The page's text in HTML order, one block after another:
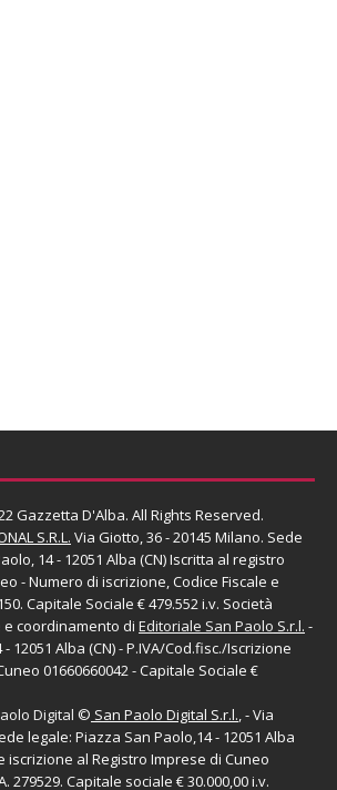
Gazzetta D'Alba. All Rights Reserved.
S.R.L. Via Giotto, 36 - 20145 Milano. Sede
14 - 12051 Alba (CN) Iscritta al registro
- Numero di iscrizione, Codice Fiscale e
Capitale Sociale € 479.552 i.v. Società
coordinamento di Editoriale San Paolo S.r.l. -
12051 Alba (CN) - P.IVA/Cod.fisc./Iscrizione
01660660042 - Capitale Sociale €
Digital © San Paolo Digital S.r.l., - Via
legale: Piazza San Paolo,14 - 12051 Alba
iscrizione al Registro Imprese di Cuneo
279529. Capitale sociale € 30.000,00 i.v.